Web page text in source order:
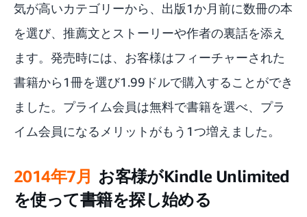
気が高いカテゴリーから、出版1か月前に数冊の本
を選び、推薦文とストーリーや作者の裏話を添え
ます。発売時には、お客様はフィーチャーされた
書籍から1冊を選び1.99ドルで購入することができ
ました。プライム会員は無料で書籍を選べ、プラ
イム会員になるメリットがもう1つ増えました。
2014年7月
お客様がKindle Unlimited
を使って書籍を探し始める